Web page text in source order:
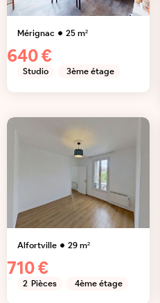
Mérignac 25m²
640 €
Studio 3ème étage
Alfortville 29m²
710 €
2 Pièces 4ème étage